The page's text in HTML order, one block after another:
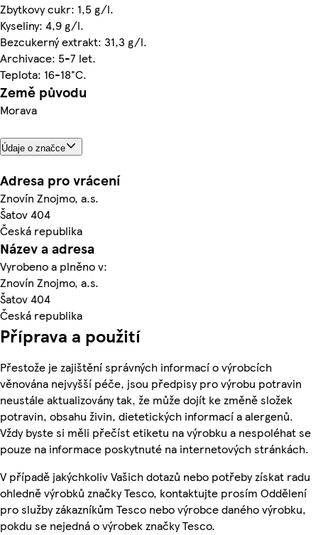
Zbytkovy cukr: 1,5 g/l.
Kyseliny: 4,9 g/l.
Bezcukerný extrakt: 31,3 g/l.
Archivace: 5-7 let.
Teplota: 16-18°C.
Země původu
Morava
Údaje o značce
Adresa pro vrácení
Znovín Znojmo, a.s.
Šatov 404
Česká republika
Název a adresa
Vyrobeno a plněno v:
Znovín Znojmo, a.s.
Šatov 404
Česká republika
Příprava a použití
Přestože je zajištění správných informací o výrobcích
věnována nejvyšší péče, jsou předpisy pro výrobu potravin
neustále aktualizovány tak, že může dojít ke změně složek
potravin, obsahu živin, dietetických informací a alergenů.
Vždy byste si měli přečíst etiketu na výrobku a nespoléhat se
pouze na informace poskytnuté na internetových stránkách.
V případě jakýchkoliv Vašich dotazů nebo potřeby získat radu
ohledně výrobků značky Tesco, kontaktujte prosím Oddělení
pro služby zákazníkům Tesco nebo výrobce daného výrobku,
pokdu se nejedná o výrobek značky Tesco.